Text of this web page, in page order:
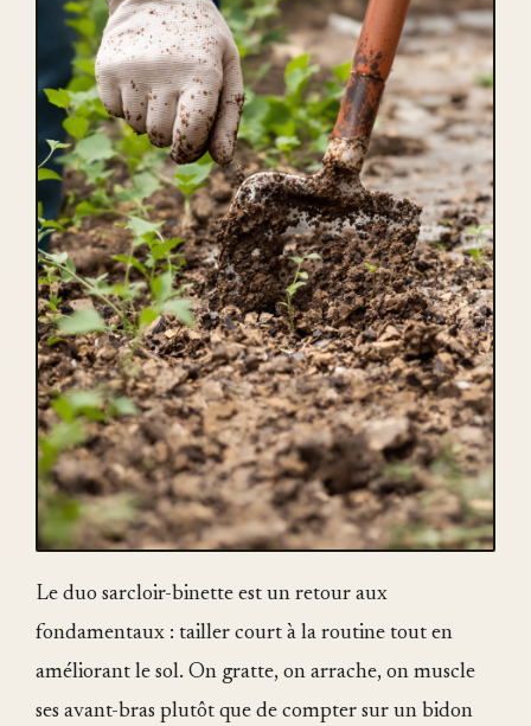
Le duo sarcloir-binette est un retour aux
fondamentaux : tailler court à la routine tout en
améliorant le sol. On gratte, on arrache, on muscle
ses avant-bras plutôt que de compter sur un bidon